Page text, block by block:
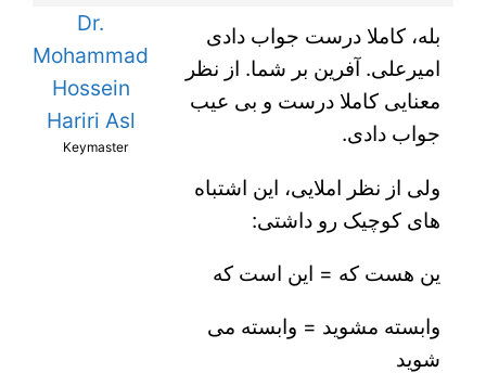
Dr.
Mohammad
Hossein
Hariri Asl
Keymaster
بله، کاملا درست جواب دادی
امیرعلی. آفرین بر شما. از نظر
معنایی کاملا درست و بی عیب
جواب دادی.
ولی از نظر املایی، این اشتباه
های کوچیک رو داشتی:
ین هست که = این است که
وابسته مشوید = وابسته می
شوید